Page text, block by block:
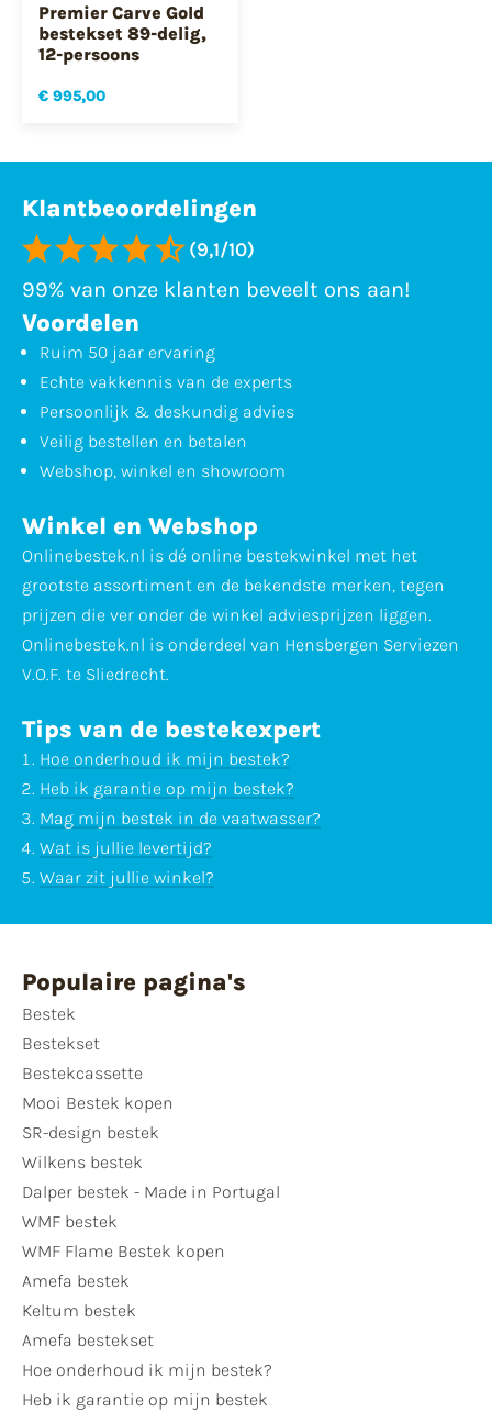
Premier Carve Gold
bestekset 89-delig,
12-persoons
€ 995,00
Klantbeoordelingen
(9,1/10)
99% van onze klanten beveelt ons aan!
Voordelen
Ruim 50 jaar ervaring
Echte vakkennis van de experts
Persoonlijk & deskundig advies
Veilig bestellen en betalen
Webshop, winkel en showroom
Winkel en Webshop
Onlinebestek.nl is dé online bestekwinkel met het
grootste assortiment en de bekendste merken, tegen
prijzen die ver onder de winkel adviesprijzen liggen.
Onlinebestek.nl is onderdeel van Hensbergen Serviezen
V.O.F. te Sliedrecht.
Tips van de bestekexpert
Hoe onderhoud ik mijn bestek?
Heb ik garantie op mijn bestek?
Mag mijn bestek in de vaatwasser?
Wat is jullie levertijd?
Waar zit jullie winkel?
Populaire pagina's
Bestek
Bestekset
Bestekcassette
Mooi Bestek kopen
SR-design bestek
Wilkens bestek
Dalper bestek - Made in Portugal
WMF bestek
WMF Flame Bestek kopen
Amefa bestek
Keltum bestek
Amefa bestekset
Hoe onderhoud ik mijn bestek?
Heb ik garantie op mijn bestek